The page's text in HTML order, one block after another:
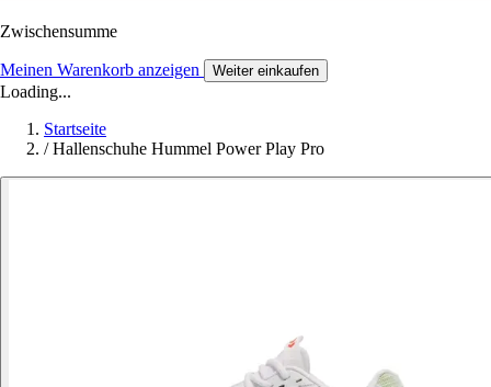
Zwischensumme
Meinen Warenkorb anzeigen Weiter einkaufen
Loading...
Startseite
/ Hallenschuhe Hummel Power Play Pro